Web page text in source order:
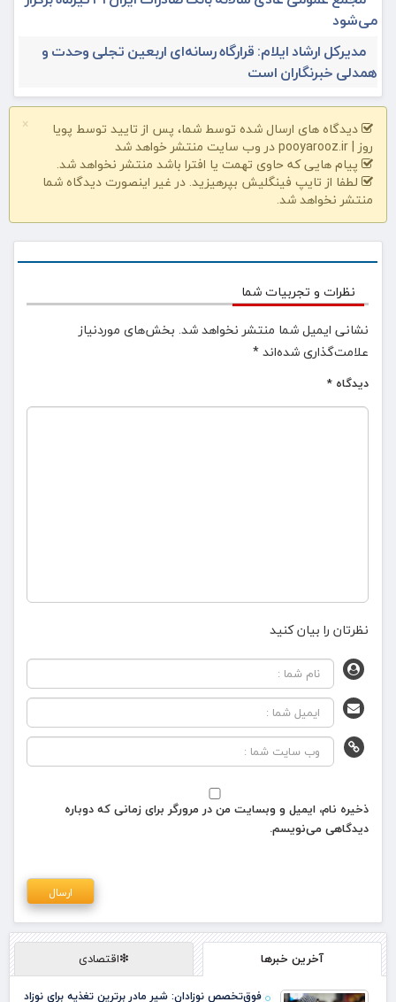
می‌شود
مدیرکل ارشاد ایلام: قرارگاه رسانه‌ای اربعین تجلی وحدت و
همدلی خبرنگاران است
×
دیدگاه های ارسال شده توسط شما، پس از تایید توسط پویا
روز | pooyarooz.ir در وب سایت منتشر خواهد شد
پیام هایی که حاوی تهمت یا افترا باشد منتشر نخواهد شد.
لطفا از تایپ فینگلیش بپرهیزید. در غیر اینصورت دیدگاه شما
منتشر نخواهد شد.
نظرات و تجربیات شما
نشانی ایمیل شما منتشر نخواهد شد. بخش‌های موردنیاز
علامت‌گذاری شده‌اند*
دیدگاه *
نظرتان را بیان کنید
ذخیره نام، ایمیل و وبسایت من در مرورگر برای زمانی که دوباره
دیدگاهی می‌نویسم.
آخرین خبرها ❇اقتصادی
فوق‌تخصص نوزادان: شیر مادر برترین تغذیه برای نوزاد